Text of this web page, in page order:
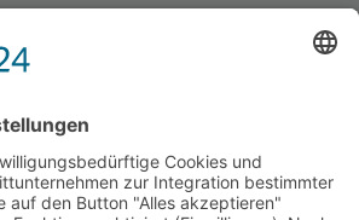
entsprechen dem bisherigen Preis in